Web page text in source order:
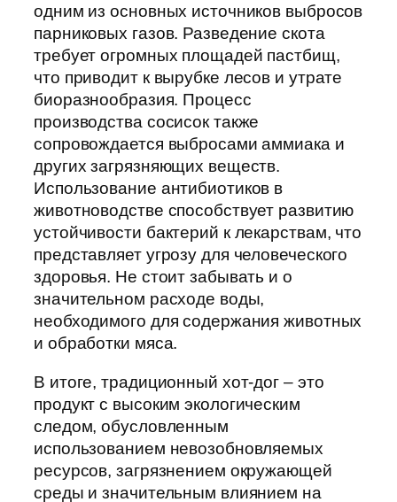
одним из основных источников выбросов
парниковых газов. Разведение скота
требует огромных площадей пастбищ,
что приводит к вырубке лесов и утрате
биоразнообразия. Процесс
производства сосисок также
сопровождается выбросами аммиака и
других загрязняющих веществ.
Использование антибиотиков в
животноводстве способствует развитию
устойчивости бактерий к лекарствам, что
представляет угрозу для человеческого
здоровья. Не стоит забывать и о
значительном расходе воды,
необходимого для содержания животных
и обработки мяса.
В итоге, традиционный хот-дог – это
продукт с высоким экологическим
следом, обусловленным
использованием невозобновляемых
ресурсов, загрязнением окружающей
среды и значительным влиянием на